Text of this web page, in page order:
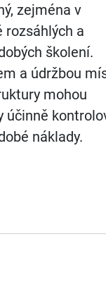
zejména v
rozsáhlých a
školení.
a údržbou
mohou
účinně
náklady.